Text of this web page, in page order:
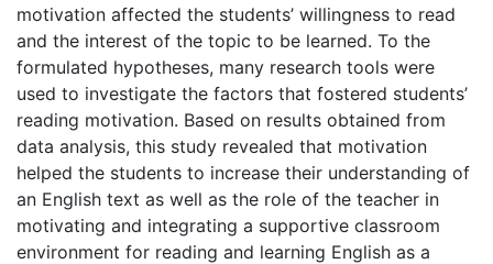
motivation affected the students’ willingness to read
and the interest of the topic to be learned. To the
formulated hypotheses, many research tools were
used to investigate the factors that fostered students’
reading motivation. Based on results obtained from
data analysis, this study revealed that motivation
helped the students to increase their understanding of
an English text as well as the role of the teacher in
motivating and integrating a supportive classroom
environment for reading and learning English as a